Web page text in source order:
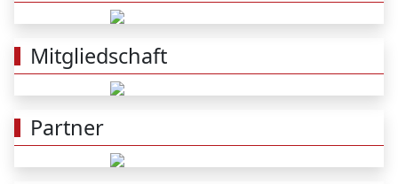
Mitgliedschaft
Partner